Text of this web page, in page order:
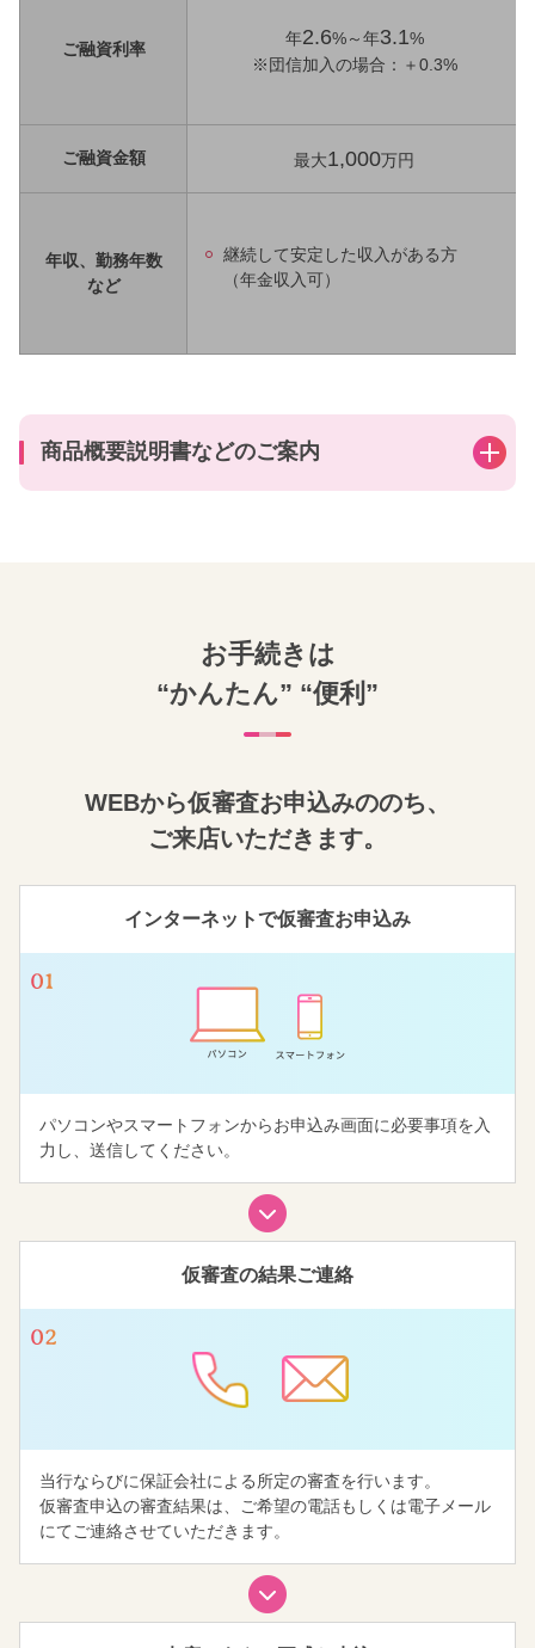
ご融資利率
年2.6%～年3.1%
※団信加入の場合：＋0.3%
ご融資金額 最大1,000万円
年収、勤務年数
など
継続して安定した収入がある方
（年金収入可）
商品概要説明書などのご案内
お手続きは
“かんたん” “便利”
WEBから仮審査お申込みののち、
ご来店いただきます。
インターネットで仮審査お申込み
パソコンやスマートフォンからお申込み画面に必要事項を入
力し、送信してください。
仮審査の結果ご連絡
当行ならびに保証会社による所定の審査を行います。
仮審査申込の審査結果は、ご希望の電話もしくは電子メール
にてご連絡させていただきます。